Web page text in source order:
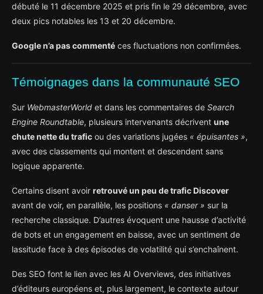
débuté le 11 décembre 2025 et pris fin le 29 décembre, avec
deux pics notables les 13 et 20 décembre.
Google n’a pas commenté ces fluctuations non confirmées.
Témoignages dans la communauté SEO
Sur WebmasterWorld et dans les commentaires de Search
Engine Roundtable, plusieurs intervenants décrivent une
chute nette du trafic ou des variations jugées « épuisantes »,
avec des classements qui montent et descendent sans
logique apparente.
Certains disent avoir retrouvé un peu de trafic Discover
avant de voir, en parallèle, les positions « danser » sur la
recherche classique. D’autres évoquent une hausse d’activité
de bots et un engagement en baisse, avec un sentiment de
lassitude face à des épisodes de volatilité qui s’enchaînent.
Des SEO font le lien avec les AI Overviews, des initiatives
d’éditeurs européens et, plus largement, le contexte autour